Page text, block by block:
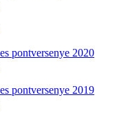
pontversenye 2020
pontversenye 2019